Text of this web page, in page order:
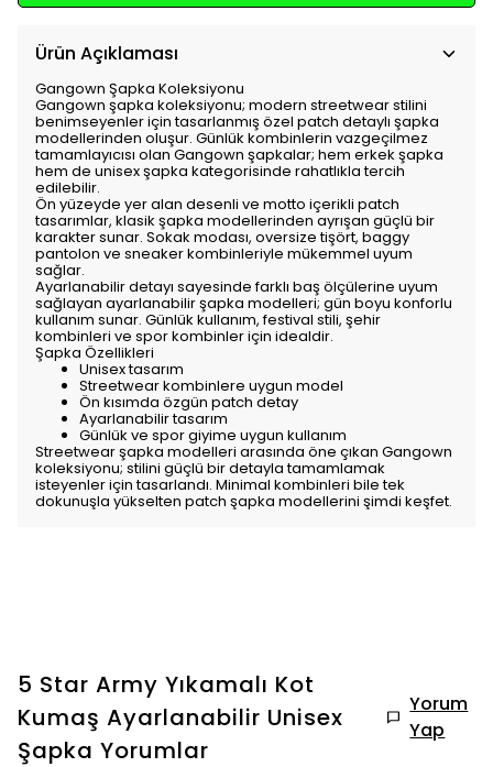
Ürün Açıklaması
Gangown Şapka Koleksiyonu
Gangown şapka koleksiyonu; modern streetwear stilini
benimseyenler için tasarlanmış özel patch detaylı şapka
modellerinden oluşur. Günlük kombinlerin vazgeçilmez
tamamlayıcısı olan Gangown şapkalar; hem erkek şapka
hem de unisex şapka kategorisinde rahatlıkla tercih
edilebilir.
Ön yüzeyde yer alan desenli ve motto içerikli patch
tasarımlar, klasik şapka modellerinden ayrışan güçlü bir
karakter sunar. Sokak modası, oversize tişört, baggy
pantolon ve sneaker kombinleriyle mükemmel uyum
sağlar.
Ayarlanabilir detayı sayesinde farklı baş ölçülerine uyum
sağlayan ayarlanabilir şapka modelleri; gün boyu konforlu
kullanım sunar. Günlük kullanım, festival stili, şehir
kombinleri ve spor kombinler için idealdir.
Şapka Özellikleri
Unisex tasarım
Streetwear kombinlere uygun model
Ön kısımda özgün patch detay
Ayarlanabilir tasarım
Günlük ve spor giyime uygun kullanım
Streetwear şapka modelleri arasında öne çıkan Gangown
koleksiyonu; stilini güçlü bir detayla tamamlamak
isteyenler için tasarlandı. Minimal kombinleri bile tek
dokunuşla yükselten patch şapka modellerini şimdi keşfet.
5 Star Army Yıkamalı Kot
Kumaş Ayarlanabilir Unisex
Şapka Yorumlar
Yorum
Yap